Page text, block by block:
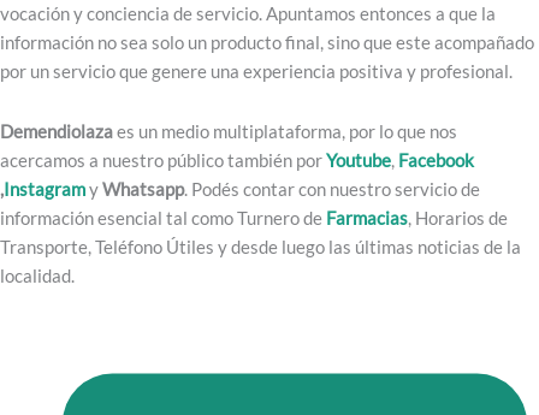
vocación y conciencia de servicio. Apuntamos entonces a que la
información no sea solo un producto final, sino que este acompañado
por un servicio que genere una experiencia positiva y profesional.
Demendiolazaes un medio multiplataforma, por lo que nos
acercamos a nuestro público también porYoutube, Facebook
,InstagramyWhatsapp. Podés contar con nuestro servicio de
información esencial tal como Turnero de Farmacias, Horarios de
Transporte, Teléfono Útiles y desde luego las últimas noticias de la
localidad.